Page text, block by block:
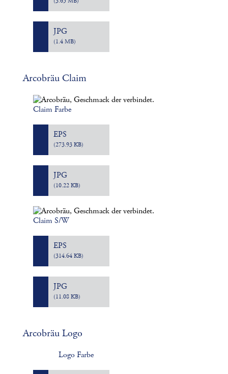
JPG
(1.4 MB)
Arcobräu Claim
Claim Farbe
EPS
(273.93 KB)
JPG
(10.22 KB)
Claim S/W
EPS
(314.64 KB)
JPG
(11.08 KB)
Arcobräu Logo
Logo Farbe